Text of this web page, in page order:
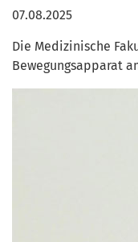
07.08.2025
Die Medizinische
Bewegungsapparat